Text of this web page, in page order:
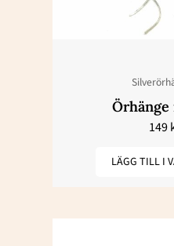
149
LÄGG TILL I